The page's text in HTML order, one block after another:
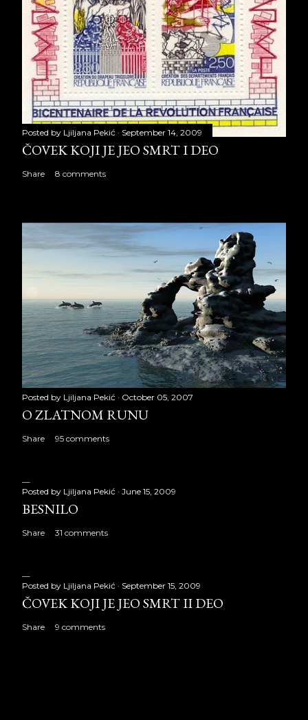
Posted by Ljiljana Pekić September 14, 2009
ČOVEK KOJI JE JEO SMRT I DEO
Share 8 comments
Posted by Ljiljana Pekić October 05, 2007
O ZLATNOM RUNU
Share 95 comments
Posted by Ljiljana Pekić June 15, 2009
BESNILO
Share 31 comments
Posted by Ljiljana Pekić September 15, 2009
ČOVEK KOJI JE JEO SMRT II DEO
Share 9 comments